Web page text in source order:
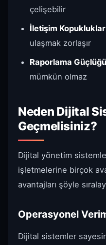
çelişebilir
İletişim
ulaşmak zorlaşır
Raporlama
mümkün olmaz
Neden Dijital
Geçmelisiniz?
Dijital yönetim
işletmelerine birçok
avantajları şöyle
Operasyonel
Dijital sistemler